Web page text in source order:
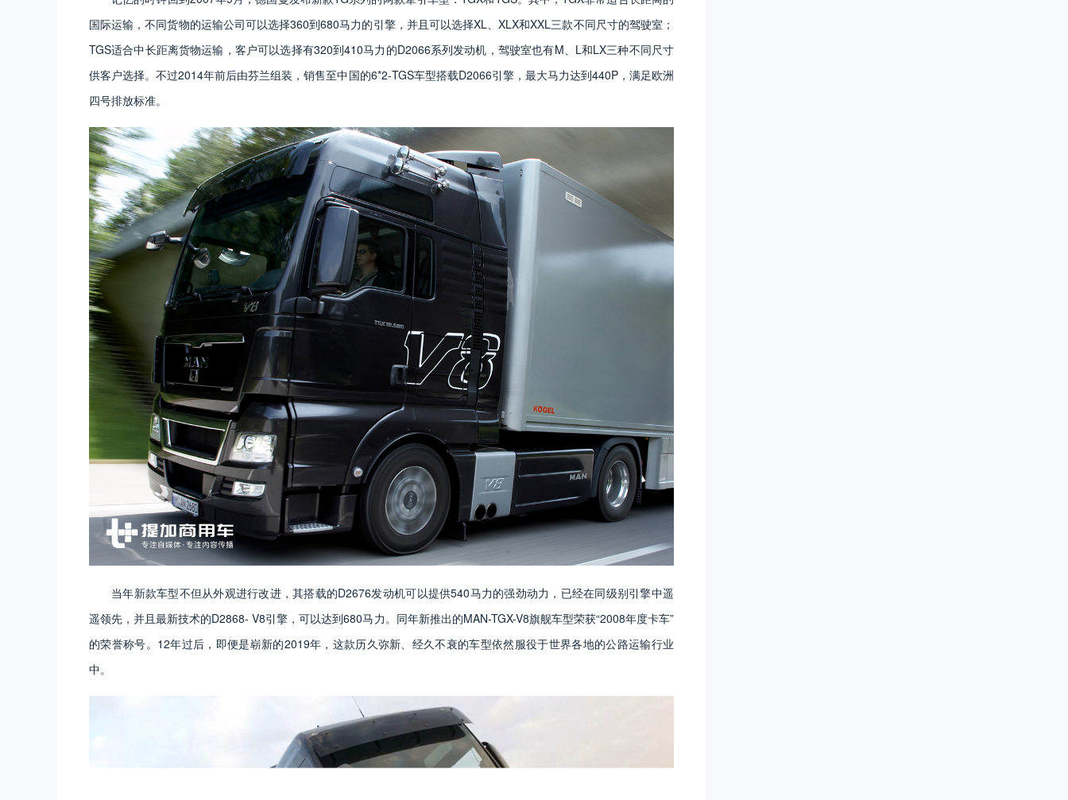
国际运输，不同货物的运输公司可以选择360到680马力的引擎，并且可以选择XL、XLX和XXL三款不同尺寸的驾驶室；
TGS适合中长距离货物运输，客户可以选择有320到410马力的D2066系列发动机，驾驶室也有M、L和LX三种不同尺寸
供客户选择。不过2014年前后由芬兰组装，销售至中国的6*2-TGS车型搭载D2066引擎，最大马力达到440P，满足欧洲
四号排放标准。
当年新款车型不但从外观进行改进，其搭载的D2676发动机可以提供540马力的强劲动力，已经在同级别引擎中遥
遥领先，并且最新技术的D2868- V8引擎，可以达到680马力。同年新推出的MAN-TGX-V8旗舰车型荣获“2008年度卡车”
的荣誉称号。12年过后，即便是崭新的2019年，这款历久弥新、经久不衰的车型依然服役于世界各地的公路运输行业
中。